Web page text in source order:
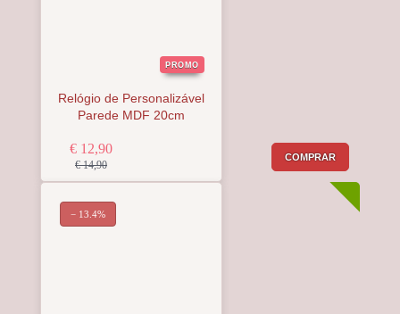
PROMO
Relógio de Personalizável
Parede MDF 20cm
€ 12,90
€ 14,90
COMPRAR
− 13.4%